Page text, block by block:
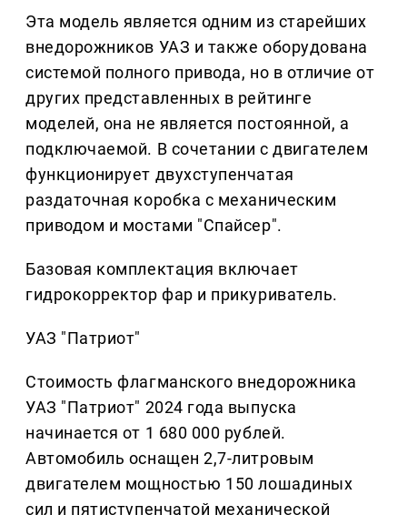
Эта модель является одним из старейших
внедорожников УАЗ и также оборудована
системой полного привода, но в отличие от
других представленных в рейтинге
моделей, она не является постоянной, а
подключаемой. В сочетании с двигателем
функционирует двухступенчатая
раздаточная коробка с механическим
приводом и мостами "Спайсер".
Базовая комплектация включает
гидрокорректор фар и прикуриватель.
УАЗ "Патриот"
Стоимость флагманского внедорожника
УАЗ "Патриот" 2024 года выпуска
начинается от 1 680 000 рублей.
Автомобиль оснащен 2,7-литровым
двигателем мощностью 150 лошадиных
сил и пятиступенчатой механической